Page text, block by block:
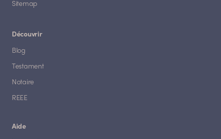
Sitemap
Découvrir
Blog
Testament
Notaire
REEE
Aide